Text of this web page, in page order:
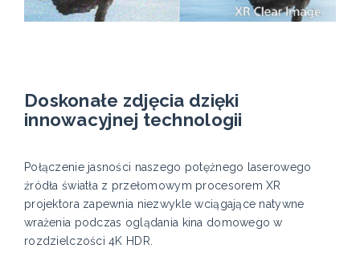
Doskonałe zdjęcia dzięki
innowacyjnej technologii
Połączenie jasności naszego potężnego laserowego
źródła światła z przełomowym procesorem XR
projektora zapewnia niezwykle wciągające natywne
wrażenia podczas oglądania kina domowego w
rozdzielczości 4K HDR.